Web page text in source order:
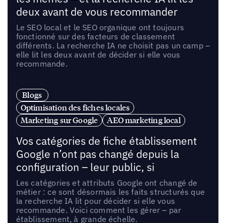
deux avant de vous recommander
Le SEO local et le SEO organique ont toujours
fonctionné sur des facteurs de classement
différents. La recherche IA ne choisit pas un camp –
elle lit les deux avant de décider si elle vous
recommande.
Blogs
Optimisation des fiches locales
Marketing sur Google
AEO marketing local
Vos catégories de fiche établissement
Google n’ont pas changé depuis la
configuration – leur public, si
Les catégories et attributs Google ont changé de
métier : ce sont désormais les faits structurés que
la recherche IA lit pour décider si elle vous
recommande. Voici comment les gérer – par
établissement, à grande échelle.